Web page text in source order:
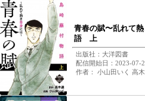
青春の賦〜乱れて
語 上
出版社：大洋図書
配信開始日：2023-07-
作者： 小山田いく 高